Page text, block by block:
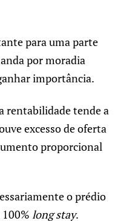
para uma parte
por moradia
importância.
rentabilidade tende a
excesso de oferta
proporcional
o prédio
long stay.